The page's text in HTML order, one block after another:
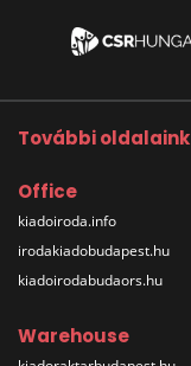
További oldalaink
Office
kiadoiroda.info
irodakiadobudapest.hu
kiadoirodabudaors.hu
Warehouse